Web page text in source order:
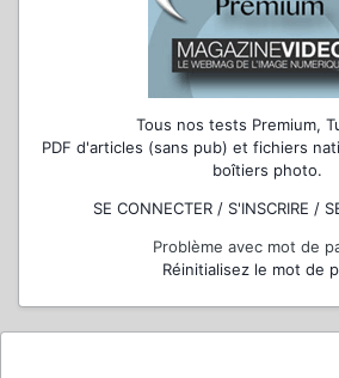
Tous nos tests Premium,
PDF d'articles (sans pub) et fichiers
boîtiers photo.
SE CONNECTER / S'INSCRIRE /
Problème avec mot de
Réinitialisez le mot de